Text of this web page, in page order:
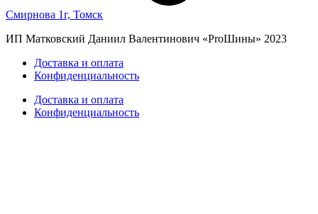
Смирнова 1г, Томск
ИП Матковский Даниил Валентинович «‎ProШины» 2023
Доставка и оплата
Конфиденциальность
Доставка и оплата
Конфиденциальность